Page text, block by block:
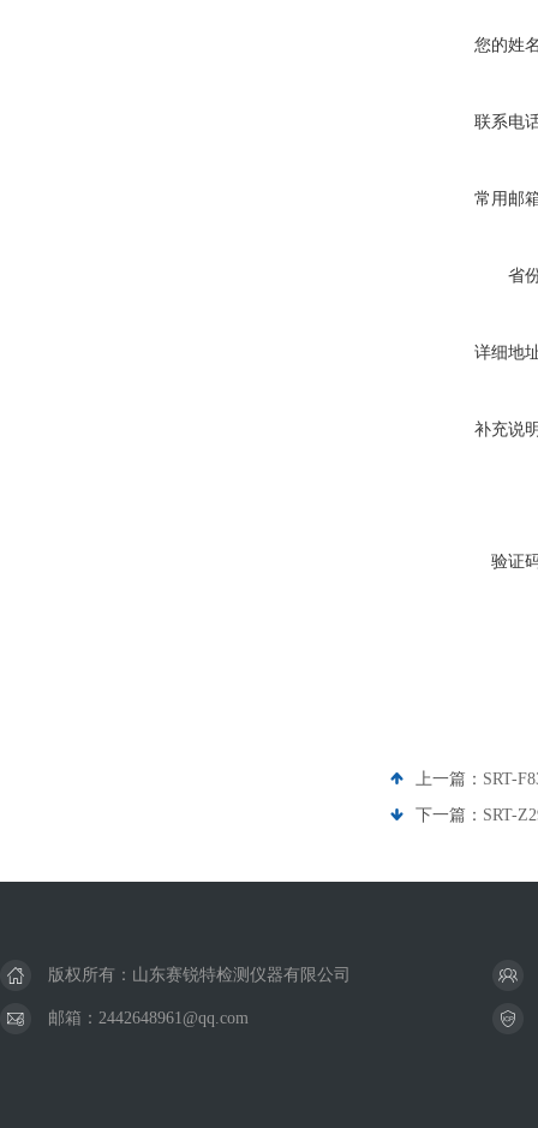
您的姓
联系电
常用邮
省
详细地
补充说
验证
上一篇： SRT-
下一篇： SRT-
版权所有：山东赛锐特检测仪器有限公司
邮箱：2442648961@qq.com